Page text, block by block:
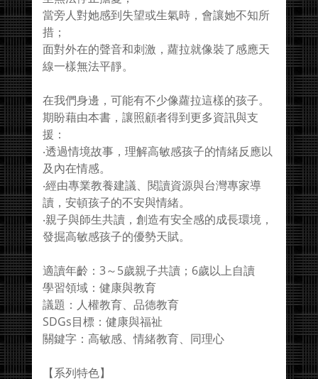
當旁人對她感到失望或生氣時，會讓她不知所
措；
面對外在的聲音和刺激，蘿拉就像裝了感應天
線一樣無法平靜。
在我們身邊，可能有不少像蘿拉這樣的孩子。
期盼藉由本書，讓照顧者得到更多資訊與支
援：
‧透過情境故事，理解高敏感孩子的情緒反應以
及內在情感。
‧經由專業教養建議、閱讀資源與台灣專家導
讀，安頓孩子的不安與情緒。
‧親子與師生共讀，創造有安全感的成長環境，
發掘高敏感孩子的優勢天賦。
適讀年齡：3～5歲親子共讀；6歲以上自讀
學習領域：健康與教育
議題：人權教育、品德教育
SDGs目標：健康與福祉
關鍵字：高敏感、情緒教育、同理心
【系列特色】